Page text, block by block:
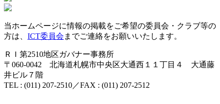
当ホームページに情報の掲載をご希望の委員会・クラブ等の
方は、 ICT委員会 までご連絡をお願いいたします。
ＲＩ第2510地区ガバナー事務所
〒060-0042 北海道札幌市中央区大通西１１丁目４ 大通藤
井ビル７階
TEL : (011) 207-2510／FAX : (011) 207-2512